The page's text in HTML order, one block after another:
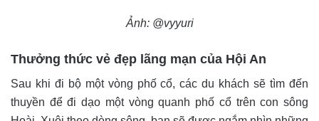
Ảnh: @vyyuri
Thưởng thức vẻ đẹp lãng mạn của Hội An
Sau khi đi bộ một vòng phố cổ, các du khách sẽ tìm đến
thuyền để đi dạo một vòng quanh phố cổ trên con sông